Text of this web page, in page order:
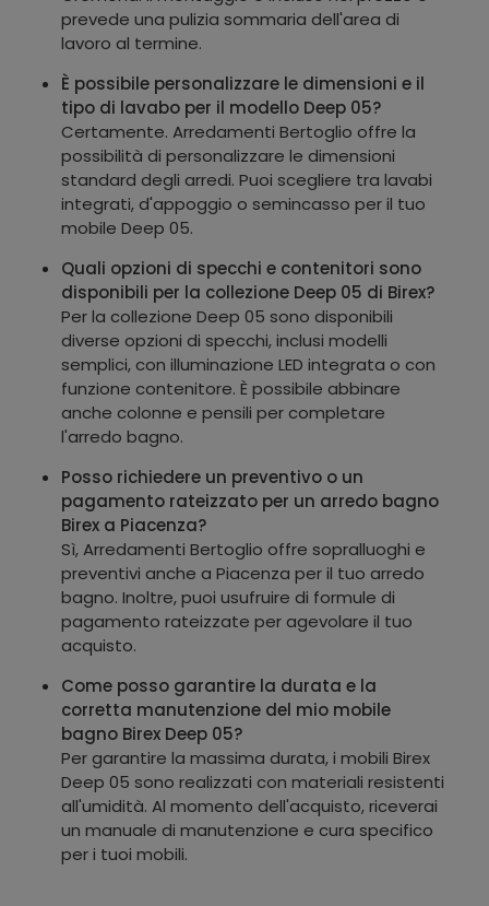
prevede una pulizia sommaria dell'area di
lavoro al termine.
È possibile personalizzare le dimensioni e il
tipo di lavabo per il modello Deep 05?
Certamente. Arredamenti Bertoglio offre la
possibilità di personalizzare le dimensioni
standard degli arredi. Puoi scegliere tra lavabi
integrati, d'appoggio o semincasso per il tuo
mobile Deep 05.
Quali opzioni di specchi e contenitori sono
disponibili per la collezione Deep 05 di Birex?
Per la collezione Deep 05 sono disponibili
diverse opzioni di specchi, inclusi modelli
semplici, con illuminazione LED integrata o con
funzione contenitore. È possibile abbinare
anche colonne e pensili per completare
l'arredo bagno.
Posso richiedere un preventivo o un
pagamento rateizzato per un arredo bagno
Birex a Piacenza?
Sì, Arredamenti Bertoglio offre sopralluoghi e
preventivi anche a Piacenza per il tuo arredo
bagno. Inoltre, puoi usufruire di formule di
pagamento rateizzate per agevolare il tuo
acquisto.
Come posso garantire la durata e la
corretta manutenzione del mio mobile
bagno Birex Deep 05?
Per garantire la massima durata, i mobili Birex
Deep 05 sono realizzati con materiali resistenti
all'umidità. Al momento dell'acquisto, riceverai
un manuale di manutenzione e cura specifico
per i tuoi mobili.